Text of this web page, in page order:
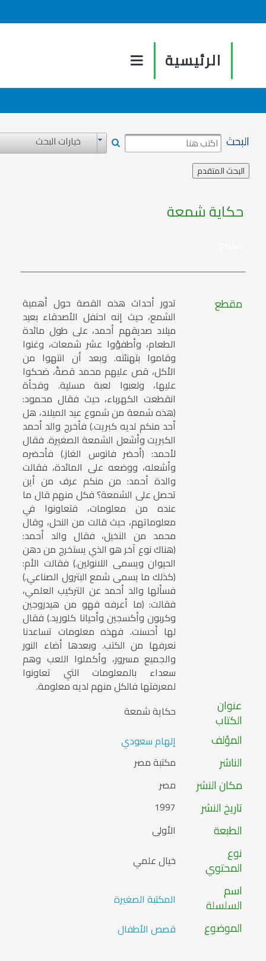
الرئيسية
البحث خيارات البحث
حكاية شمعة
مقطع تدور أحداث هذه القصة حول أهمية
الشمع، حيث إنه احتفل الأصدقاء بعيد
ميلاد صديقهم أحمد، على طول مائدة
الطعام، وأطفؤوا عشر شمعات، وغنوا
وقاموا بتهنئته. وبعد أن انتهوا من
الأكل، قص عليهم محمد قصةً، ضحكوا
عليها، ولعبوا لعبة مسلية. وفجأة
انقطعت الكهرباء، حيث فقال محمود:
(هذه شمعة من شموع عيد الميلاد، هل
أحد منكم لديه كبريت.) فأخرج والد أحمد
الكبريت وأشعل الشمعة الصغيرة. فقال
لأحمد: (أحضر فانوس الغاز.) فأحضره
وأشعله، ووضعه على المائدة، فقالت
والدة أحمد: من منكم عرف من أين
تحصل على الشمعة؟ فكل منهم قال ما
عنده من معلومات، فتعاونوا في
معلوماتهم، حيث قالت من النحل، وقال
محمد من النخيل، فقال والد أحمد:
(هناك نوع آخر هو الذي يستخرج من دهن
الحيوان ويسمى اللانولين.) فقالت الأم:
(كذلك ما يسمى شمع البترول الصناعي.)
فسألها والد أحمد عن التركيب العلمي،
فقالت: (ما أعرفه فهو من هيدروجين
وكربون وأكسجين وأحيانا كلوريد.) فقال
لها أحسنت. فهذه معلومات تساعدنا
نعرفها من الكتب. وبعدها أضاء النور
والجميع مسرور، وأكملوا اللعب وهم
سعداء بالمعلومات التي تعاونوا
لمعرفتها فالكل منهم لديه معلومة.
عنوان
الكتاب حكاية شمعة
المؤلف إلهام سعودي
الناشر مكتبة مصر
مكان النشر مصر
تاريخ النشر 1997
الطبعة الأولى
نوع
المحتوي خيال علمي
اسم
السلسلة المكتبة الصغيرة
الموضوع قصص الأطفال